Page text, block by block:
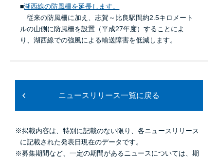
■湖西線の防風柵を延長します。
従来の防風柵に加え、志賀～比良駅間約2.5キロメート
ルの山側に防風柵を設置（平成27年度）することによ
り、湖西線での強風による輸送障害を低減します。
ニュースリリース一覧に戻る
※掲載内容は、特別に記載のない限り、各ニュースリリース
に記載された発表日現在のデータです。
※募集期間など、一定の期間があるニュースについては、期